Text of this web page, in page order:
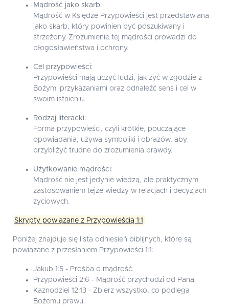
Mądrość jako skarb:
Mądrość w Księdze Przypowieści jest przedstawiana
jako skarb, który powinien być poszukiwany i
strzeżony. Zrozumienie tej mądrości prowadzi do
błogosławieństwa i ochrony.
Cel przypowieści:
Przypowieści mają uczyć ludzi, jak żyć w zgodzie z
Bożymi przykazaniami oraz odnaleźć sens i cel w
swoim istnieniu.
Rodzaj literacki:
Forma przypowieści, czyli krótkie, pouczające
opowiadania, używa symboliki i obrazów, aby
przybliżyć trudne do zrozumienia prawdy.
Użytkowanie mądrości:
Mądrość nie jest jedynie wiedzą, ale praktycznym
zastosowaniem tejże wiedzy w relacjach i decyzjach
życiowych.
Skrypty powiązane z Przypowieścią 1:1
Poniżej znajduje się lista odniesień biblijnych, które są
powiązane z przesłaniem Przypowieści 1:1:
Jakub 1:5 - Prośba o mądrość.
Przypowieści 2:6 - Mądrość przychodzi od Pana.
Kaznodziei 12:13 - Zbierz wszystko, co podlega
Bożemu prawu.